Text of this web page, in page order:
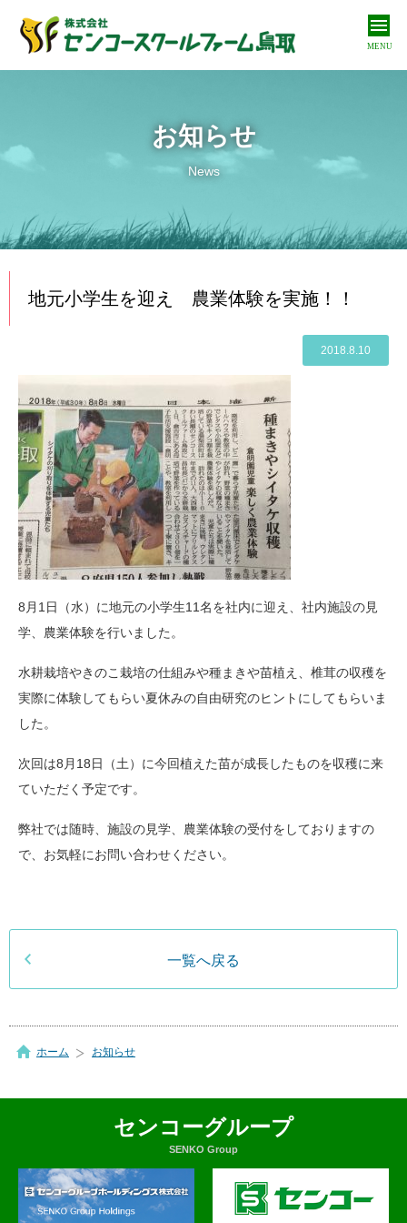
MENU
私たちの取り組み
Our approach
商品紹介
Products
Online shop
お知らせ
News
地元小学生を迎え 農業体験を実施！！
2018.8.10
8月1日（水）に地元の小学生11名を社内に迎え、社内施設の見
学、農業体験を行いました。
水耕栽培やきのこ栽培の仕組みや種まきや苗植え、椎茸の収穫を
実際に体験してもらい夏休みの自由研究のヒントにしてもらいま
した。
次回は8月18日（土）に今回植えた苗が成長したものを収穫に来
ていただく予定です。
弊社では随時、施設の見学、農業体験の受付をしておりますの
で、お気軽にお問い合わせください。
一覧へ戻る
ホーム お知らせ
センコーグループ
SENKO Group